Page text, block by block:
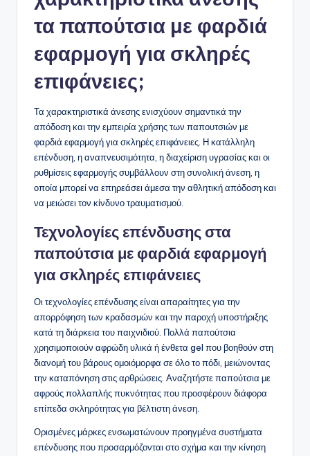
τα παπούτσια με φαρδιά
εφαρμογή για σκληρές
επιφάνειες;
Τα χαρακτηριστικά άνεσης ενισχύουν σημαντικά την
απόδοση και την εμπειρία χρήσης των παπουτσιών με
φαρδιά εφαρμογή για σκληρές επιφάνειες. Η κατάλληλη
επένδυση, η αναπνευσιμότητα, η διαχείριση υγρασίας και οι
ρυθμίσεις εφαρμογής συμβάλλουν στη συνολική άνεση, η
οποία μπορεί να επηρεάσει άμεσα την αθλητική απόδοση και
να μειώσει τον κίνδυνο τραυματισμού.
Τεχνολογίες επένδυσης στα
παπούτσια με φαρδιά εφαρμογή
για σκληρές επιφάνειες
Οι τεχνολογίες επένδυσης είναι απαραίτητες για την
απορρόφηση των κραδασμών και την παροχή υποστήριξης
κατά τη διάρκεια του παιχνιδιού. Πολλά παπούτσια
χρησιμοποιούν αφρώδη υλικά ή ένθετα gel που βοηθούν στη
διανομή του βάρους ομοιόμορφα σε όλο το πόδι, μειώνοντας
την καταπόνηση στις αρθρώσεις. Αναζητήστε παπούτσια με
αφρούς πολλαπλής πυκνότητας που προσφέρουν διάφορα
επίπεδα σκληρότητας για βέλτιστη άνεση.
Ορισμένες μάρκες ενσωματώνουν προηγμένα συστήματα
επένδυσης που προσαρμόζονται στο σχήμα και την κίνηση